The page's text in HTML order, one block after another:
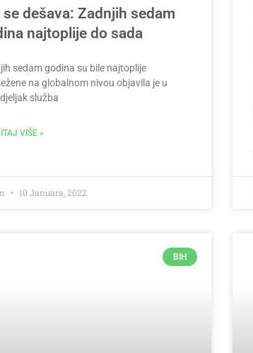
se dešava: Zadnjih sedam
najtoplije do sada
sedam godina su bile najtoplije
na globalnom nivou objavila je u
služba
VIŠE »
10 Januara, 2022
BIH